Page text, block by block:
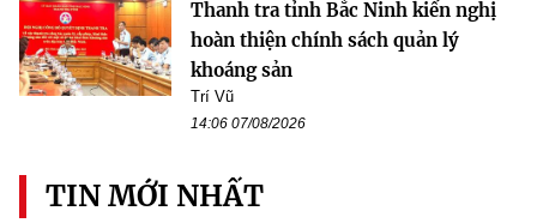
Thanh tra tỉnh Bắc Ninh kiến nghị
hoàn thiện chính sách quản lý
khoáng sản
Trí Vũ
14:06 07/08/2026
TIN MỚI NHẤT